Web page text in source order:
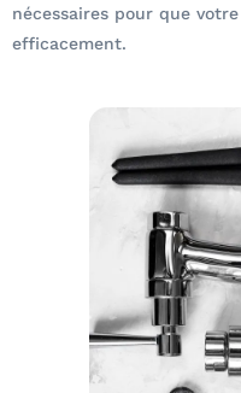
nécessaires pour que
efficacement.